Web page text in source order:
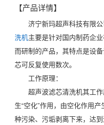
【产品详情】
济宁新玛超声科技有限
洗机主要是针对国内制药企
而研制的产品，其特点是设
芯可反复使用数次。
工作原理：
超声波滤芯清洗机其工
生“空化”作用，由空化作用
种污染、污垢剥离下来，达到